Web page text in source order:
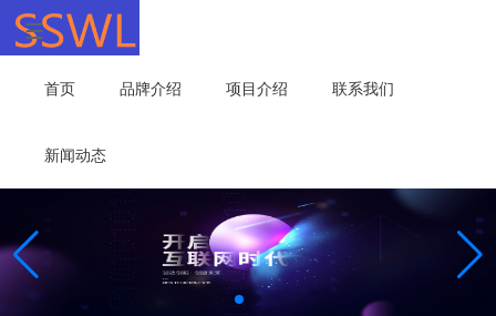
首页 品牌介绍 项目介绍 联系我们
新闻动态